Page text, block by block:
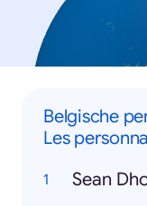
Belgische
Les
Sean